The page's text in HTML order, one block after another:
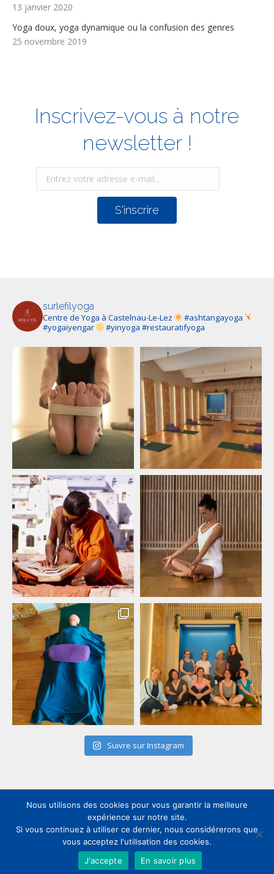
13 janvier 2020
Yoga doux, yoga dynamique ou la confusion des genres
25 novembre 2019
Inscrivez-vous à notre
newsletter !
surlefilyoga
Centre de Yoga à Castelnau-Le-Lez
#ashtangayoga
#yogaiyengar
#yinyoga #restauratifyoga
Suivre sur Instagram
Pied de page
WEB&DESIGN // MAYELLE
Nous utilisons des cookies pour vous garantir la meilleure
expérience sur notre site.
Si vous continuez à utiliser ce dernier, nous considérerons que
vous acceptez l'utilisation des cookies.
J'accepte
En savoir plus